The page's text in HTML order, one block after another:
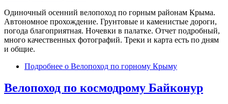
Одиночный осенний велопоход по горным районам Крыма.
Автономное прохождение. Грунтовые и каменистые дороги,
погода благоприятная. Ночевки в палатке. Отчет подробный,
много качественных фотографий. Треки и карта есть по дням
и общие.
Подробнее о Велопоход по горному Крыму
Велопоход по космодрому Байконур